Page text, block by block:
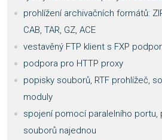
prohlížení archivačních formátů:
CAB, TAR, GZ, ACE
vestavěný FTP klient s FXP
podpora pro HTTP proxy
popisky souborů, RTF prohlížeč,
moduly
spojení pomocí paralelního portu,
souborů najednou